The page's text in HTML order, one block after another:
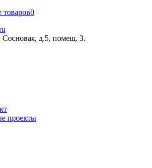
товаров0
Сосновая, д.5, помещ. 3.
проекты